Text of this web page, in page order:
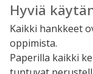
Hyviä
Kaikki hankkeet
oppimista.
Paperilla kaikki